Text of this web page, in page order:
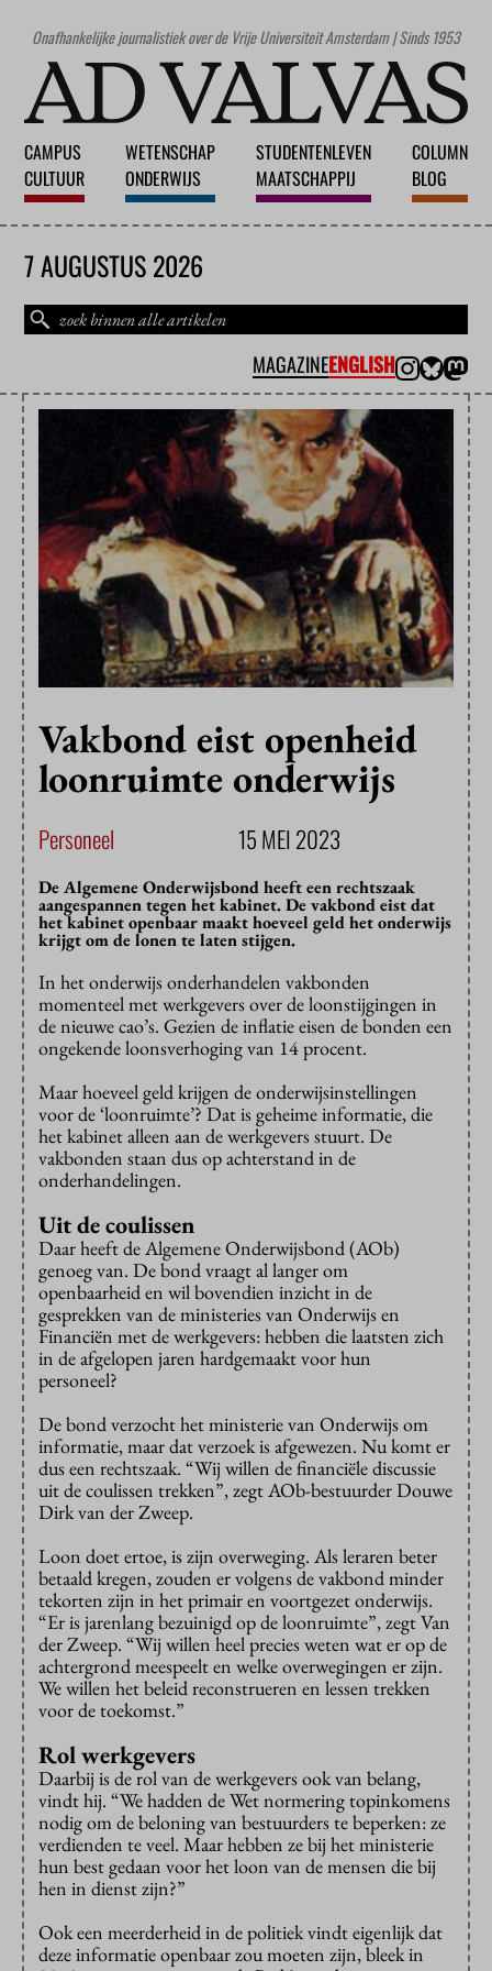
Onafhankelijke journalistiek over de Vrije Universiteit Amsterdam | Sinds 1953
CAMPUS
CULTUUR
WETENSCHAP
ONDERWIJS
STUDENTENLEVEN
MAATSCHAPPIJ
COLUMN
BLOG
7 AUGUSTUS 2026
MAGAZINEENGLISH
Vakbond eist openheid
loonruimte onderwijs
Personeel 15 MEI 2023
De Algemene Onderwijsbond heeft een rechtszaak
aangespannen tegen het kabinet. De vakbond eist dat
het kabinet openbaar maakt hoeveel geld het onderwijs
krijgt om de lonen te laten stijgen.
In het onderwijs onderhandelen vakbonden
momenteel met werkgevers over de loonstijgingen in
de nieuwe cao’s. Gezien de inflatie eisen de bonden een
ongekende loonsverhoging van 14 procent.
Maar hoeveel geld krijgen de onderwijsinstellingen
voor de ‘loonruimte’? Dat is geheime informatie, die
het kabinet alleen aan de werkgevers stuurt. De
vakbonden staan dus op achterstand in de
onderhandelingen.
Uit de coulissen
Daar heeft de Algemene Onderwijsbond (AOb)
genoeg van. De bond vraagt al langer om
openbaarheid en wil bovendien inzicht in de
gesprekken van de ministeries van Onderwijs en
Financiën met de werkgevers: hebben die laatsten zich
in de afgelopen jaren hardgemaakt voor hun
personeel?
De bond verzocht het ministerie van Onderwijs om
informatie, maar dat verzoek is afgewezen. Nu komt er
dus een rechtszaak. “Wij willen de financiële discussie
uit de coulissen trekken”, zegt AOb-bestuurder Douwe
Dirk van der Zweep.
Loon doet ertoe, is zijn overweging. Als leraren beter
betaald kregen, zouden er volgens de vakbond minder
tekorten zijn in het primair en voortgezet onderwijs.
“Er is jarenlang bezuinigd op de loonruimte”, zegt Van
der Zweep. “Wij willen heel precies weten wat er op de
achtergrond meespeelt en welke overwegingen er zijn.
We willen het beleid reconstrueren en lessen trekken
voor de toekomst.”
Rol werkgevers
Daarbij is de rol van de werkgevers ook van belang,
vindt hij. “We hadden de Wet normering topinkomens
nodig om de beloning van bestuurders te beperken: ze
verdienden te veel. Maar hebben ze bij het ministerie
hun best gedaan voor het loon van de mensen die bij
hen in dienst zijn?”
Ook een meerderheid in de politiek vindt eigenlijk dat
deze informatie openbaar zou moeten zijn, bleek in